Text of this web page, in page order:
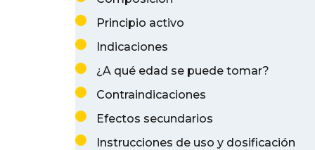
Principio activo
Indicaciones
¿A qué edad se puede tomar?
Contraindicaciones
Efectos secundarios
Instrucciones de uso y dosificación